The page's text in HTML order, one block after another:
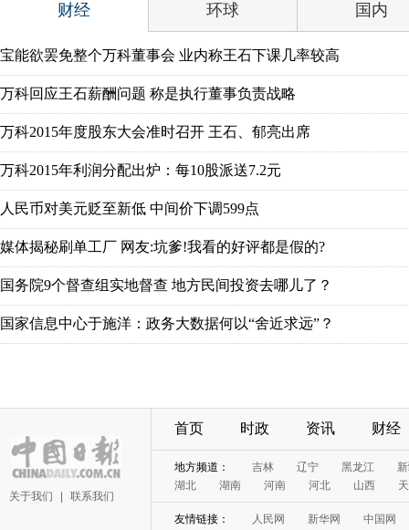
财经 环球 国内
宝能欲罢免整个万科董事会 业内称王石下课几率较高
万科回应王石薪酬问题 称是执行董事负责战略
万科2015年度股东大会准时召开 王石、郁亮出席
万科2015年利润分配出炉：每10股派送7.2元
人民币对美元贬至新低 中间价下调599点
媒体揭秘刷单工厂 网友:坑爹!我看的好评都是假的?
国务院9个督查组实地督查 地方民间投资去哪儿了？
国家信息中心于施洋：政务大数据何以“舍近求远”？
关于我们 联系我们
首页 时政 资讯 财经
地方频道： 吉林 辽宁 黑龙江
湖北
湖南 河南 河北 山西
友情链接： 人民网 新华网
中国网